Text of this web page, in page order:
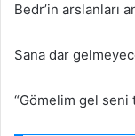
Bedr’in arslanları
Sana dar
“Gömelim gel seni